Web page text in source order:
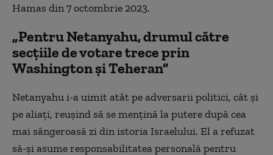
Hamas din 7 octombrie 2023.
„Pentru Netanyahu, drumul către
secțiile de votare trece prin
Washington și Teheran”
Netanyahu i-a uimit atât pe adversarii politici, cât și
pe aliați, reușind să se mențină la putere după cea
mai sângeroasă zi din istoria Israelului. El a refuzat
să-și asume responsabilitatea personală pentru